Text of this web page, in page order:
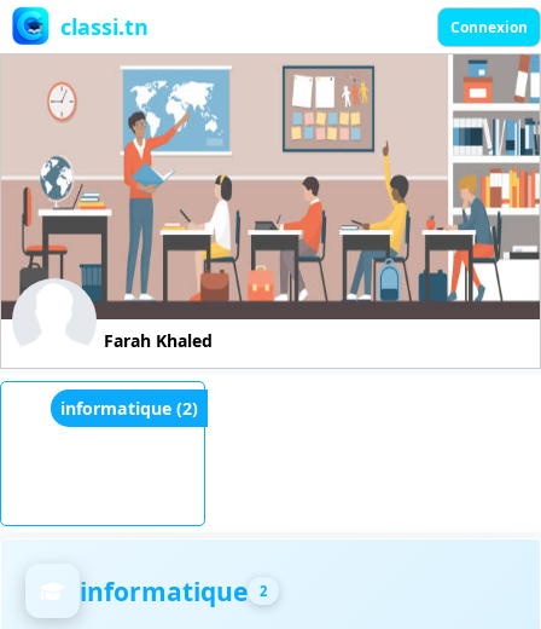
classi.tn Connexion
Farah Khaled
informatique (2)
informatique 2